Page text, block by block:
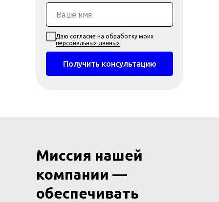
Даю согласие на обработку моих
персональных данных
Получить консультацию
Миссия нашей
компании —
обеспечивать